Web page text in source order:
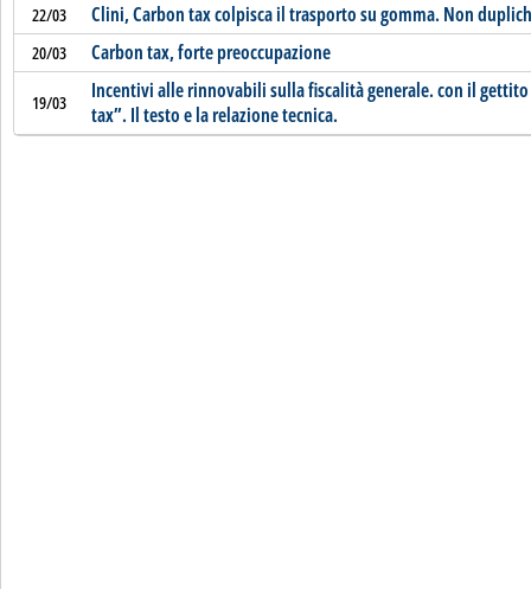
22/03 Clini, Carbon tax colpisca il trasporto su gomma. Non
20/03 Carbon tax, forte preoccupazione
19/03
Incentivi alle rinnovabili sulla fiscalità generale. con il
tax”. Il testo e la relazione tecnica.